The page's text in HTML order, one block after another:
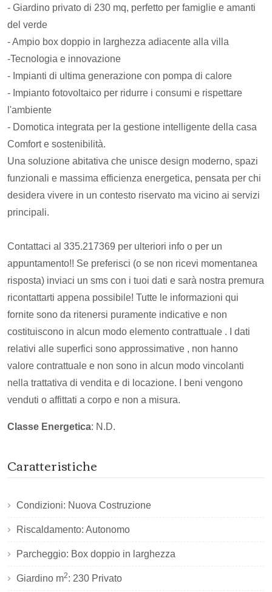
- Giardino privato di 230 mq, perfetto per famiglie e amanti
del verde
- Ampio box doppio in larghezza adiacente alla villa
-Tecnologia e innovazione
- Impianti di ultima generazione con pompa di calore
- Impianto fotovoltaico per ridurre i consumi e rispettare
l'ambiente
- Domotica integrata per la gestione intelligente della casa
Comfort e sostenibilità.
Una soluzione abitativa che unisce design moderno, spazi
funzionali e massima efficienza energetica, pensata per chi
desidera vivere in un contesto riservato ma vicino ai servizi
principali.
Contattaci al 335.217369 per ulteriori info o per un
appuntamento!! Se preferisci (o se non ricevi momentanea
risposta) inviaci un sms con i tuoi dati e sarà nostra premura
ricontattarti appena possibile! Tutte le informazioni qui
fornite sono da ritenersi puramente indicative e non
costituiscono in alcun modo elemento contrattuale . I dati
relativi alle superfici sono approssimative , non hanno
valore contrattuale e non sono in alcun modo vincolanti
nella trattativa di vendita e di locazione. I beni vengono
venduti o affittati a corpo e non a misura.
Classe Energetica: N.D.
Caratteristiche
Condizioni: Nuova Costruzione
Riscaldamento: Autonomo
Parcheggio: Box doppio in larghezza
Giardino m2: 230 Privato